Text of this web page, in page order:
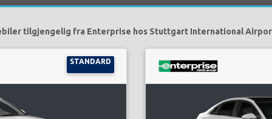
tilgjengelig fra Enterprise hos Stuttgart International
STANDARD